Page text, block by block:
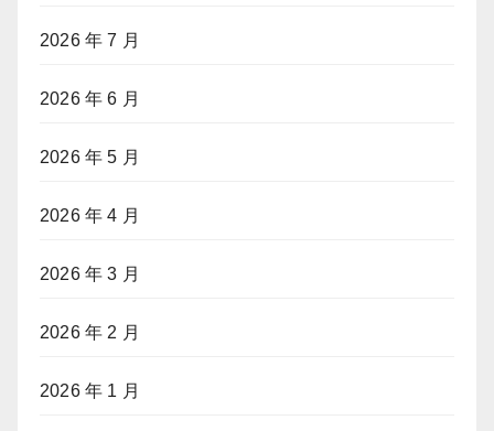
2026 年 7 月
2026 年 6 月
2026 年 5 月
2026 年 4 月
2026 年 3 月
2026 年 2 月
2026 年 1 月